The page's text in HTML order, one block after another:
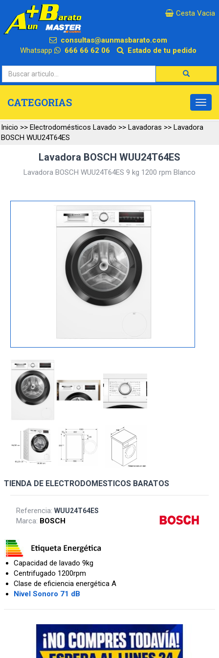
×
Cesta Vacia
consultas@aunmasbarato.com
Whatsapp
666 66 62 06 Estado de tu pedido
CATEGORIAS
Inicio >> Electrodomésticos Lavado >> Lavadoras >> Lavadora
BOSCH WUU24T64ES
Lavadora BOSCH WUU24T64ES
Lavadora BOSCH WUU24T64ES 9 kg 1200 rpm Blanco
TIENDA DE ELECTRODOMESTICOS BARATOS
Referencia:WUU24T64ES
Marca: BOSCH
Capacidad de lavado 9kg
Centrifugado 1200rpm
Clase de eficiencia energética A
Nivel Sonoro 71 dB